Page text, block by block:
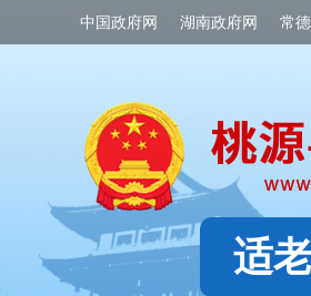
中国政府网 湖南政府网 常
适